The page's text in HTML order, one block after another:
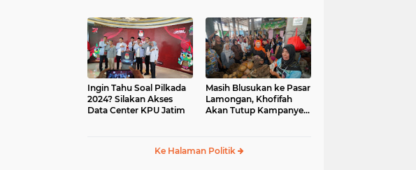
Ingin Tahu Soal Pilkada
2024? Silakan Akses
Data Center KPU Jatim
Masih Blusukan ke Pasar
Lamongan, Khofifah
Akan Tutup Kampanye
Ke Halaman Politik